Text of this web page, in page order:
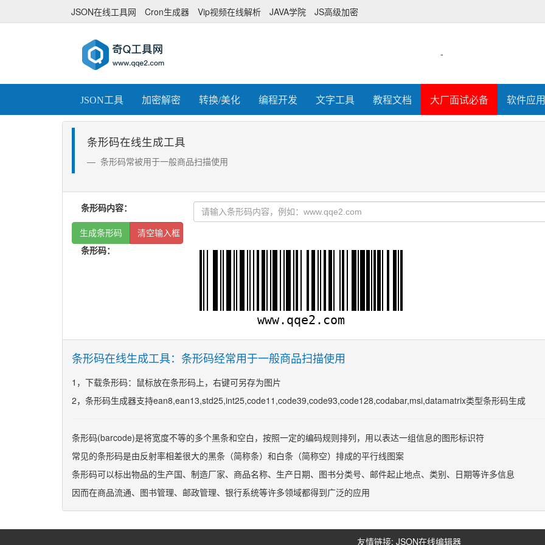
JSON在线工具网 Cron生成器 Vip视频在线解析 JAVA学院 JS高级加密
-
JSON工具 加密解密 转换/美化 编程开发 文字工具 教程文档 大厂面试必备 软件应用
条形码在线生成工具
条形码常被用于一般商品扫描使用
条形码内容：
生成条形码 清空输入框
条形码：
条形码在线生成工具：条形码经常用于一般商品扫描使用
1，下载条形码：鼠标放在条形码上，右键可另存为图片
2，条形码生成器支持ean8,ean13,std25,int25,code11,code39,code93,code128,codabar,msi,datamatrix类型条形码生成
条形码(barcode)是将宽度不等的多个黑条和空白，按照一定的编码规则排列，用以表达一组信息的图形标识符
常见的条形码是由反射率相差很大的黑条（简称条）和白条（简称空）排成的平行线图案
条形码可以标出物品的生产国、制造厂家、商品名称、生产日期、图书分类号、邮件起止地点、类别、日期等许多信息
因而在商品流通、图书管理、邮政管理、银行系统等许多领域都得到广泛的应用
友情链接: JSON在线编辑器